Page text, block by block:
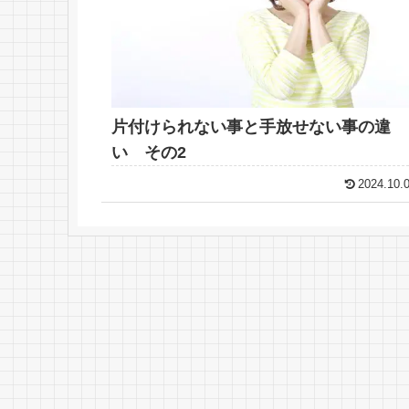
片付けられない事と手放せない事の違
い その2